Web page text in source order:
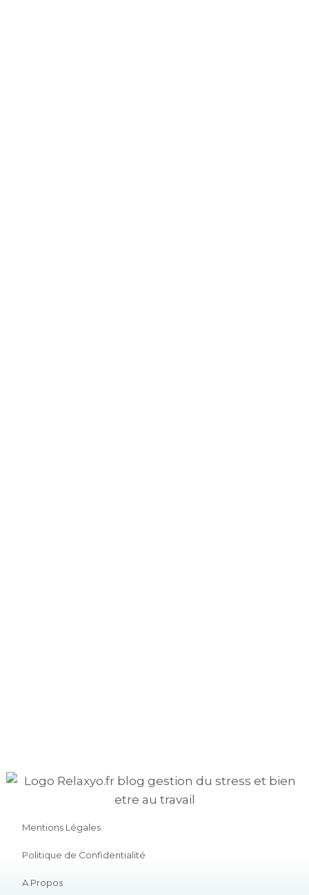
Mentions Légales
Politique de Confidentialité
A Propos